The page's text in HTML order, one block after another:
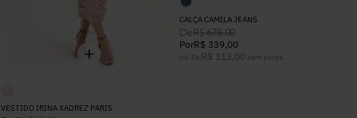
VESTIDO IRINA XADREZ PARIS
CALÇA CAMILA JEANS
DeR$ 678,00
PorR$ 339,00
ou 3 x R$ 113,00 sem juros